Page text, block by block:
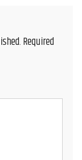
Required